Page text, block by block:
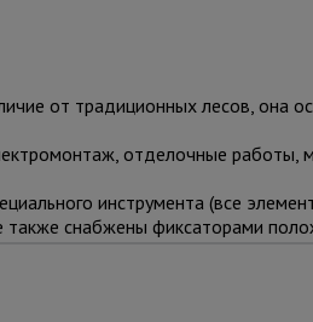
от традиционных лесов, она
отделочные работы,
инструмента (все
также снабжены фиксаторами
7 метров. Секции вышки
изготовлен из фанеры